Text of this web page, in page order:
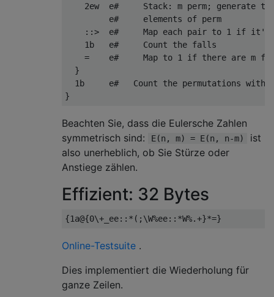
2ew  e#     Stack: m perm; generate
         e#     elements of perm
::>  e#     Map each pair to 1 if
    1b   e#     Count the falls
=    e#     Map to 1 if there are m
  }
1b     e#   Count the permutations with
Beachten Sie, dass die Eulersche Zahlen
symmetrisch sind:
E(n, m) = E(n, n-m)
ist
also unerheblich, ob Sie Stürze oder
Anstiege zählen.
Effizient: 32 Bytes
Online-Testsuite .
Dies implementiert die Wiederholung für
ganze Zeilen.